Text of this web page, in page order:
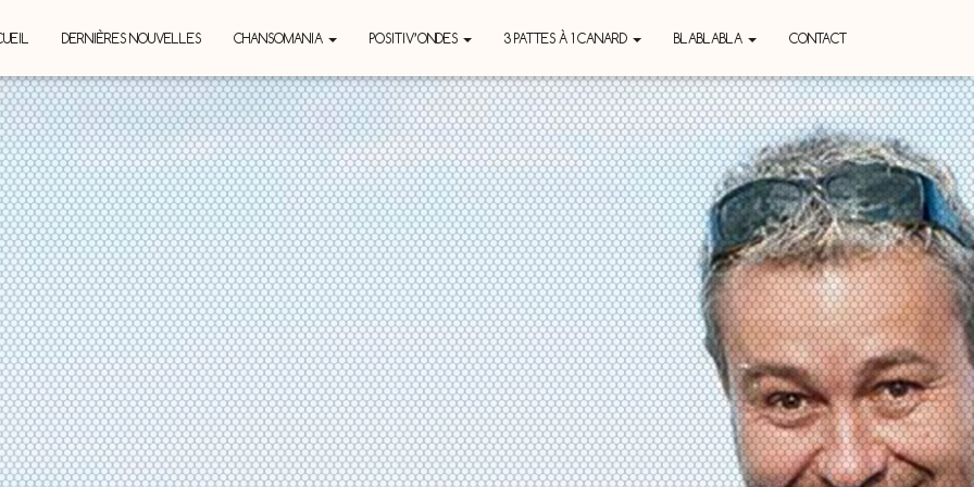
DERNIÈRES NOUVELLES CHANSOMANIA POSITIV’ONDES 3 PATTES À 1 CANARD BLABLABLA CONTACT